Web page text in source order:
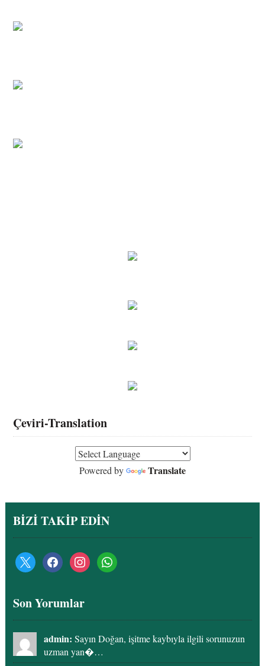
Çeviri-Translation
Powered by Translate
BİZİ TAKİP EDİN
x facebookinstagramwhatsapp
Son Yorumlar
admin: Sayın Doğan, işitme kaybıyla ilgili sorunuzun
uzman yan�…